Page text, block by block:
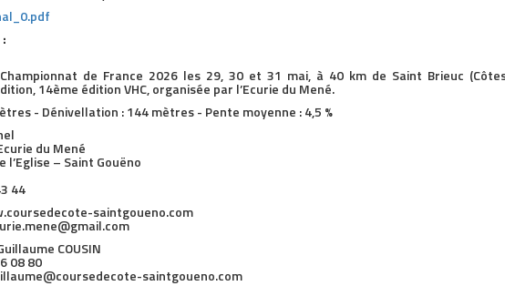
de France 2026 les 29, 30 et 31 mai, à 40 km de Saint Brieuc
14ème édition VHC, organisée par l’Ecurie du Mené.
- Dénivellation : 144 mètres - Pente moyenne : 4,5 %
du Mené
l’Eglise – Saint Gouëno
44
saintgoueno.com
COUSIN
08 80
saintgoueno.com